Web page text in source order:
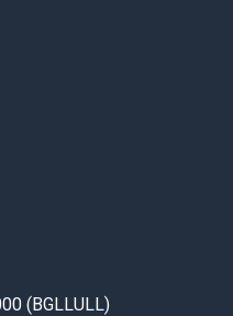
(BGLLULL)